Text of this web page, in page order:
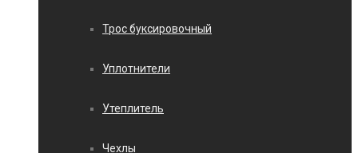
Трос буксировочный
Уплотнители
Утеплитель
Чехлы